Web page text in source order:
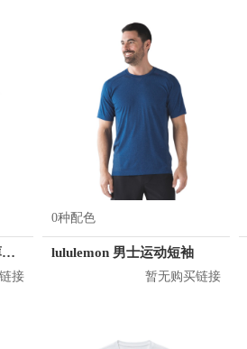
KM/kilometers 街头风薄款印花短袖T恤 男女同款 M2X2108248
接
0种配色
lululemon 男士运动短袖
暂无购买链接